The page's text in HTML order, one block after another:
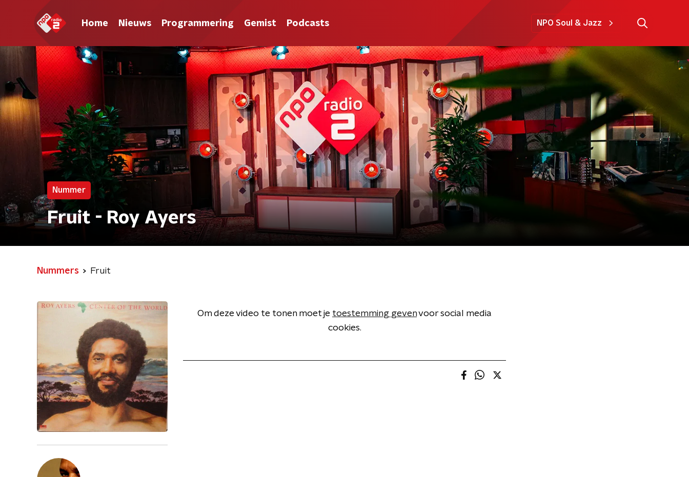
Home Nieuws Programmering Gemist Podcasts NPO Soul & Jazz
Nummer
Fruit - Roy Ayers
Nummers Fruit
Om deze video te tonen moet je toestemming gevenvoor social media
cookies.